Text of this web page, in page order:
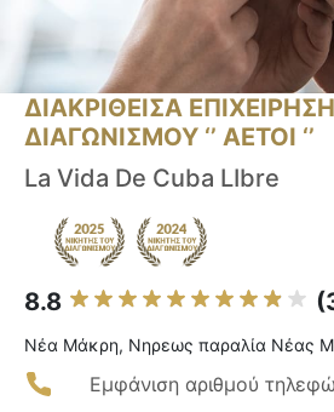
ΔΙΑΚΡΙΘΕΙΣΑ
ΔΙΑΓΩΝΙΣΜΟΥ ‘’ ΑΕΤΟΙ ‘’
La Vida De Cuba LIbre
8.8
Νέα Μάκρη, Νηρεως παραλία Νέας
Εμφάνιση αριθμού